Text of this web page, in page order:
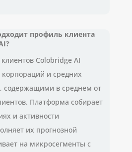
профиль клиента
Colobridge AI
и средних
содержащими в среднем от
Платформа собирает
и активности
их прогнозной
на микросегменты с